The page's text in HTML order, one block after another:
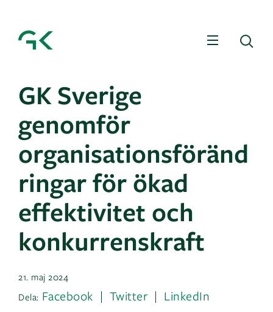
Meny
GK Sverige
genomför
organisationsföränd
ringar för ökad
effektivitet och
konkurrenskraft
21. maj 2024
Dela: Facebook Twitter LinkedIn